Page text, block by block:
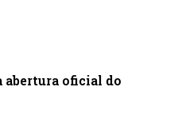
abertura oficial do